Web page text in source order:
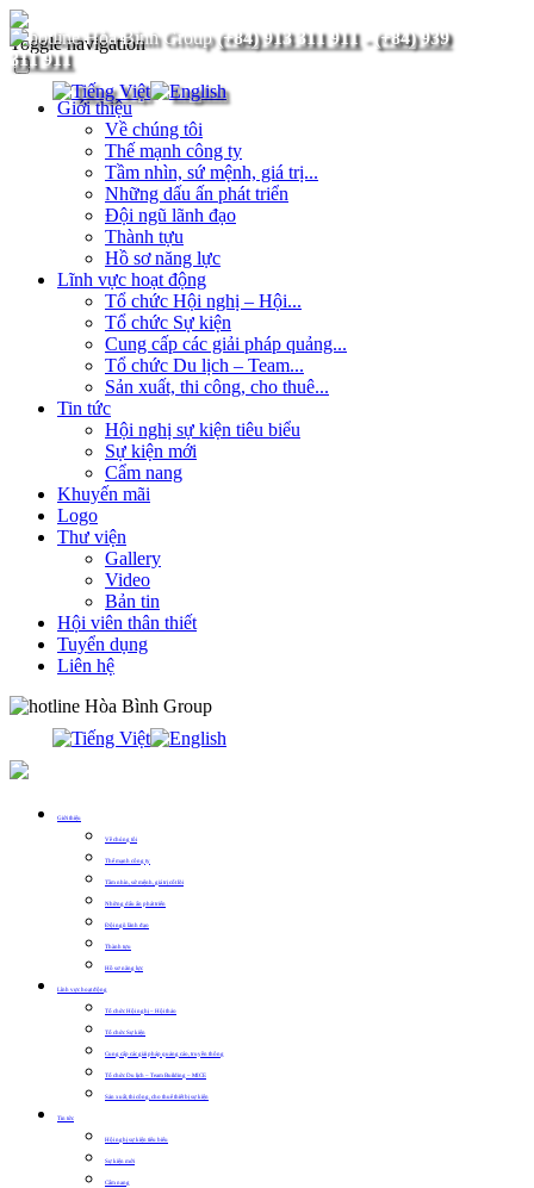
(+84) 913 311 911- (+84) 939
311 911
Toggle navigation
Giới thiệu
Về chúng tôi
Thế mạnh công ty
Tầm nhìn, sứ mệnh, giá trị...
Những dấu ấn phát triển
Đội ngũ lãnh đạo
Thành tựu
Hồ sơ năng lực
Lĩnh vực hoạt động
Tổ chức Hội nghị – Hội...
Tổ chức Sự kiện
Cung cấp các giải pháp quảng...
Tổ chức Du lịch – Team...
Sản xuất, thi công, cho thuê...
Tin tức
Hội nghị sự kiện tiêu biểu
Sự kiện mới
Cẩm nang
Khuyến mãi
Logo
Thư viện
Gallery
Video
Bản tin
Hội viên thân thiết
Tuyển dụng
Liên hệ
Giới thiệu
Về chúng tôi
Thế mạnh công ty
Tầm nhìn, sứ mệnh, giá trị cốt lõi
Những dấu ấn phát triển
Đội ngũ lãnh đạo
Thành tựu
Hồ sơ năng lực
Lĩnh vực hoạt động
Tổ chức Hội nghị – Hội thảo
Tổ chức Sự kiện
Cung cấp các giải pháp quảng cáo, truyền thông
Tổ chức Du lịch – Team Building – MICE
Sản xuất, thi công, cho thuê thiết bị sự kiện
Tin tức
Hội nghị sự kiện tiêu biểu
Sự kiện mới
Cẩm nang